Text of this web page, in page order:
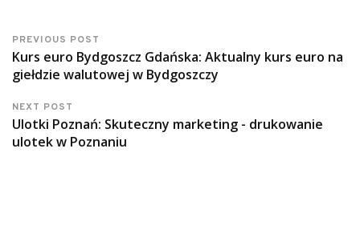
PREVIOUS POST
Kurs euro Bydgoszcz Gdańska: Aktualny kurs euro na
giełdzie walutowej w Bydgoszczy
NEXT POST
Ulotki Poznań: Skuteczny marketing - drukowanie
ulotek w Poznaniu